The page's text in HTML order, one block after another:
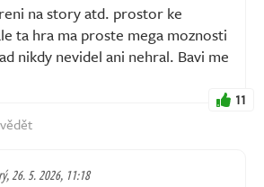
na story atd. prostor ke
ta hra ma proste mega moznosti
nikdy nevidel ani nehral. Bavi me
11
26. 5. 2026, 11:18